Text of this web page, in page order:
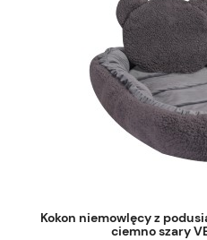
Kokon niemowlęcy z
ciemno szary